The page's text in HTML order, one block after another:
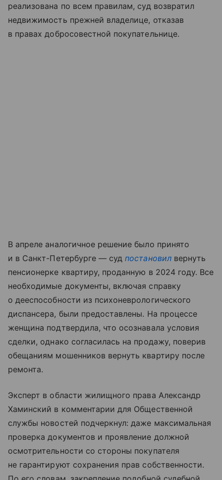
реализована по всем правилам, суд возвратил
недвижимость прежней владелице, отказав
в правах добросовестной покупательнице.
В апреле аналогичное решение было принято
и в Санкт-Петербурге — судпостановилвернуть
пенсионерке квартиру, проданную в 2024 году. Все
необходимые документы, включая справку
о дееспособности из психоневрологического
диспансера, были предоставлены. На процессе
женщина подтвердила, что осознавала условия
сделки, однако согласилась на продажу, поверив
обещаниям мошенников вернуть квартиру после
ремонта.
Эксперт в области жилищного права Александр
Хаминский в комментарии для Общественной
службы новостей подчеркнул: даже максимальная
проверка документов и проявление должной
осмотрительности со стороны покупателя
не гарантируют сохранения прав собственности.